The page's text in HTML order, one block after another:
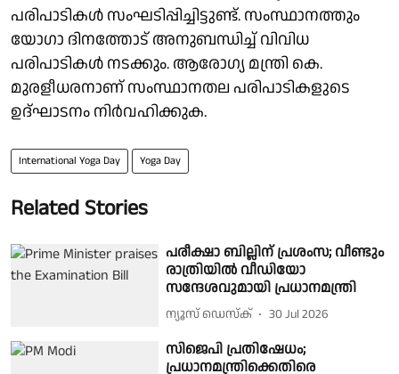
പരിപാടികൾ സംഘടിപ്പിച്ചിട്ടുണ്ട്. സംസ്ഥാനത്തും
യോഗാ ദിനത്തോട് അനുബന്ധിച്ച് വിവിധ
പരിപാടികൾ നടക്കും. ആരോഗ്യ മന്ത്രി കെ.
മുരളീധരനാണ് സംസ്ഥാനതല പരിപാടികളുടെ
ഉദ്ഘാടനം നിർവഹിക്കുക.
International Yoga Day Yoga Day
Related Stories
പരീക്ഷാ ബില്ലിന് പ്രശംസ; വീണ്ടും
രാത്രിയിൽ വീഡിയോ
സന്ദേശവുമായി പ്രധാനമന്ത്രി
ന്യൂസ് ഡെസ്ക് 30 Jul 2026
സിജെപി പ്രതിഷേധം;
പ്രധാനമന്ത്രിക്കെതിരെ